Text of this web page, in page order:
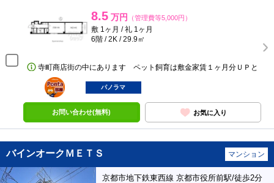
8.5 万円 （管理費等5,000円）
敷 1ヶ月 / 礼 1ヶ月
6階 / 2K / 29.9㎡
寺町商店街の中にあります ペット飼育は敷金家賃１ヶ月分ＵＰと
ポンタ
部屋
パノラマ
お問い合わせ(無料) お気に入り
バインオークＭＥＴＳ マンション
京都市地下鉄東西線 京都市役所前駅/徒歩2分